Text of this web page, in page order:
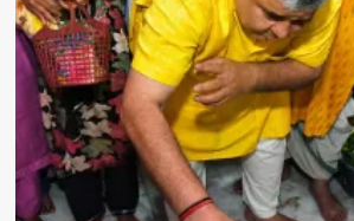
एवं
संस्कृति
मंत्री
श्री
राजेश
अग्रवाल
ने
जनदर्शन
सुनीं